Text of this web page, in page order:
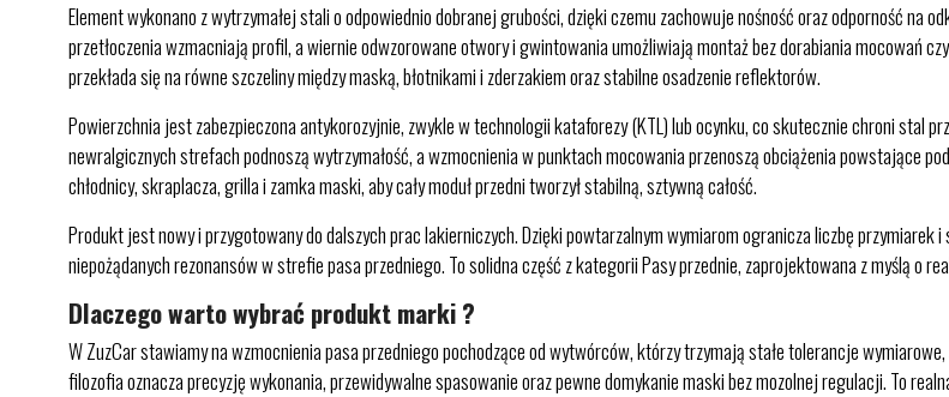
Element wykonano z wytrzymałej stali o odpowiednio dobranej grubości, dzięki czemu zachowuje nośność oraz odporność na
przetłoczenia wzmacniają profil, a wiernie odwzorowane otwory i gwintowania umożliwiają montaż bez dorabiania mocowań
przekłada się na równe szczeliny między maską, błotnikami i zderzakiem oraz stabilne osadzenie reflektorów.
Powierzchnia jest zabezpieczona antykorozyjnie, zwykle w technologii kataforezy (KTL) lub ocynku, co skutecznie chroni stal
newralgicznych strefach podnoszą wytrzymałość, a wzmocnienia w punktach mocowania przenoszą obciążenia powstające
chłodnicy, skraplacza, grilla i zamka maski, aby cały moduł przedni tworzył stabilną, sztywną całość.
Produkt jest nowy i przygotowany do dalszych prac lakierniczych. Dzięki powtarzalnym wymiarom ogranicza liczbę
niepożądanych rezonansów w strefie pasa przedniego. To solidna część z kategorii Pasy przednie, zaprojektowana z myślą o
Dlaczego warto wybrać produkt marki ?
W ZuzCar stawiamy na wzmocnienia pasa przedniego pochodzące od wytwórców, którzy trzymają stałe tolerancje
filozofia oznacza precyzję wykonania, przewidywalne spasowanie oraz pewne domykanie maski bez mozolnej regulacji. To